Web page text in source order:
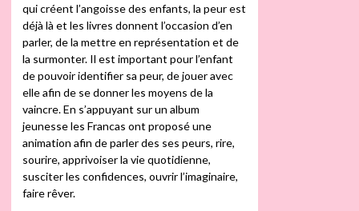
qui créent l’angoisse des enfants, la peur est
déjà là et les livres donnent l’occasion d’en
parler, de la mettre en représentation et de
la surmonter. Il est important pour l’enfant
de pouvoir identifier sa peur, de jouer avec
elle afin de se donner les moyens de la
vaincre. En s’appuyant sur un album
jeunesse les Francas ont proposé une
animation afin de parler des ses peurs, rire,
sourire, apprivoiser la vie quotidienne,
susciter les confidences, ouvrir l’imaginaire,
faire rêver.